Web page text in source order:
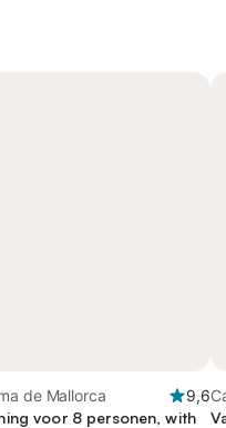
de Mallorca
9,6
voor 8 personen, with